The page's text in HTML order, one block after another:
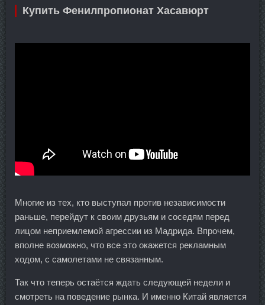
Купить Фенилпропионат Хасавюрт
Многие из тех, кто выступал против независимости
раньше, перейдут к своим друзьям и соседям перед
лицом неприемлемой агрессии из Мадрида. Впрочем,
вполне возможно, что все это окажется рекламным
ходом, с самолетами не связанным.
Так что теперь остаётся ждать следующей недели и
смотреть на поведение рынка. И именно Китай является